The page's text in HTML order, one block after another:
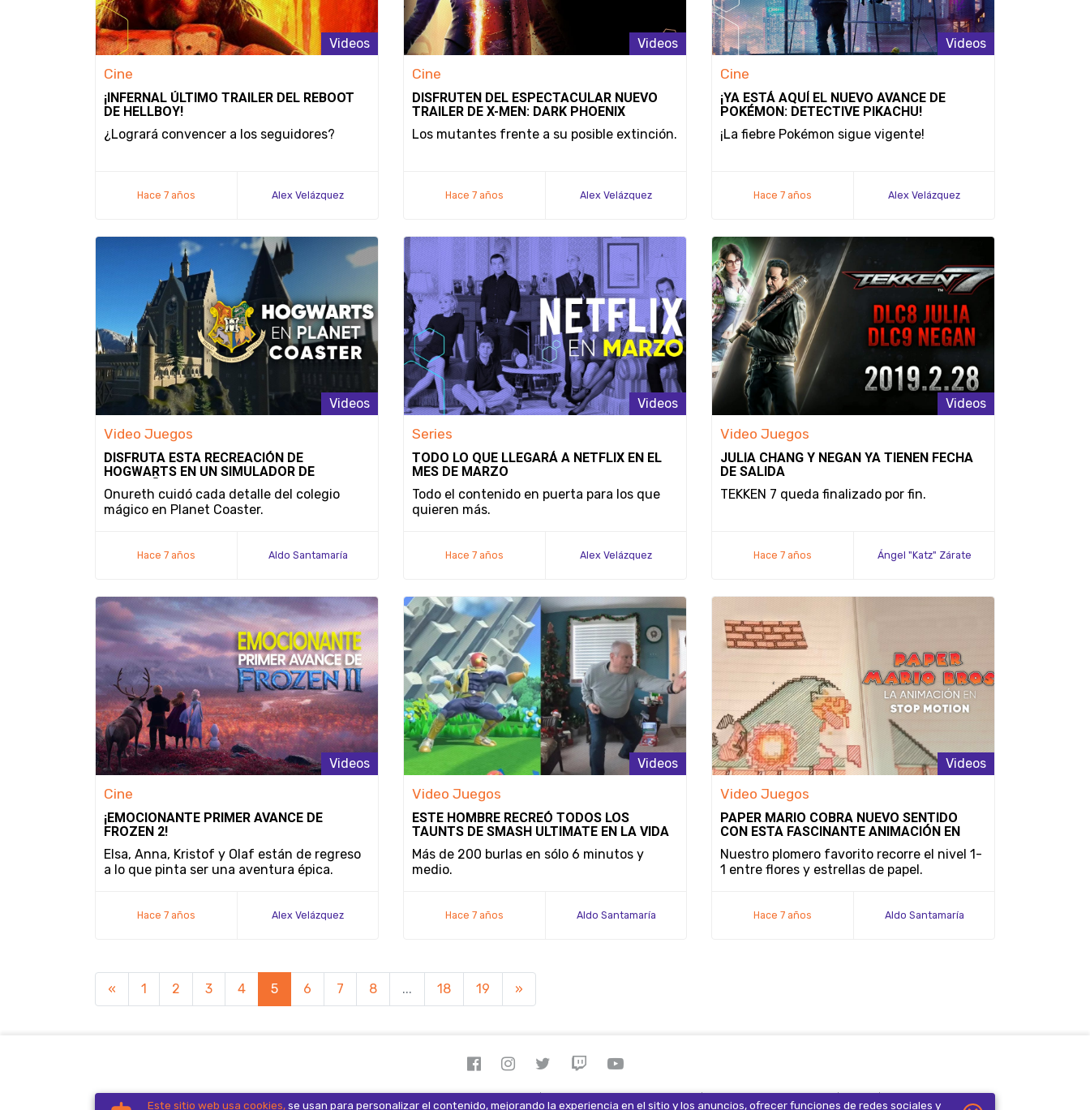
Videos
Cine
¡INFERNAL ÚLTIMO TRAILER DEL REBOOT
DE HELLBOY!
¿Logrará convencer a los seguidores?
Hace 7 años Alex Velázquez
Videos
Cine
DISFRUTEN DEL ESPECTACULAR NUEVO
TRAILER DE X-MEN: DARK PHOENIX
Los mutantes frente a su posible extinción.
Hace 7 años Alex Velázquez
Videos
Cine
¡YA ESTÁ AQUÍ EL NUEVO AVANCE DE
POKÉMON: DETECTIVE PIKACHU!
¡La fiebre Pokémon sigue vigente!
Hace 7 años Alex Velázquez
Videos
Video Juegos
DISFRUTA ESTA RECREACIÓN DE
HOGWARTS EN UN SIMULADOR DE
MONTAÑAS RUSAS
Onureth cuidó cada detalle del colegio
mágico en Planet Coaster.
Hace 7 años Aldo Santamaría
Videos
Series
TODO LO QUE LLEGARÁ A NETFLIX EN EL
MES DE MARZO
Todo el contenido en puerta para los que
quieren más.
Hace 7 años Alex Velázquez
Videos
Video Juegos
JULIA CHANG Y NEGAN YA TIENEN FECHA
DE SALIDA
TEKKEN 7 queda finalizado por fin.
Hace 7 años Ángel "Katz" Zárate
Videos
Cine
¡EMOCIONANTE PRIMER AVANCE DE
FROZEN 2!
Elsa, Anna, Kristof y Olaf están de regreso
a lo que pinta ser una aventura épica.
Hace 7 años Alex Velázquez
Videos
Video Juegos
ESTE HOMBRE RECREÓ TODOS LOS
TAUNTS DE SMASH ULTIMATE EN LA VIDA
REAL
Más de 200 burlas en sólo 6 minutos y
medio.
Hace 7 años Aldo Santamaría
Videos
Video Juegos
PAPER MARIO COBRA NUEVO SENTIDO
CON ESTA FASCINANTE ANIMACIÓN EN
STOP MOTION DE SUPER MARIO BROS.
Nuestro plomero favorito recorre el nivel 1-
1 entre flores y estrellas de papel.
Hace 7 años Aldo Santamaría
« 1 2 3 4 5 6 7 8 ... 18 19 »
The Hive Gaming Company. Todos los derechos reservados 2026. Términos y Condiciones Aviso de privacidad FAQ Contacto
Este sitio web usa cookies,se usan para personalizar el contenido, mejorando la experiencia en el sitio y los anuncios, ofrecer funciones de redes sociales y